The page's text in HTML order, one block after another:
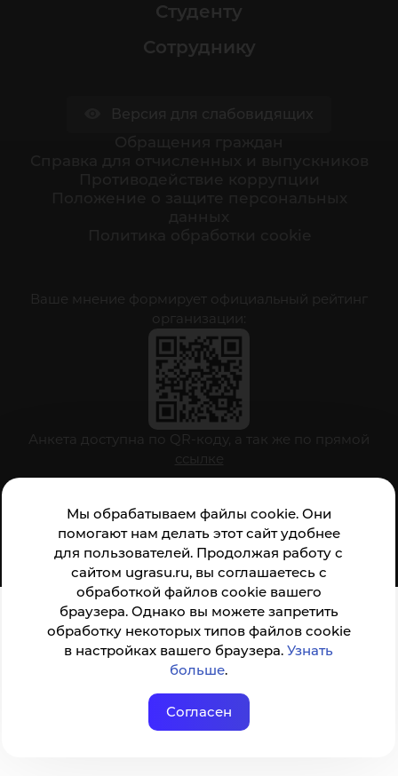
Мы обрабатываем файлы cookie. Они
помогают нам делать этот сайт удобнее
для пользователей. Продолжая работу с
сайтом ugrasu.ru, вы соглашаетесь с
обработкой файлов cookie вашего
браузера. Однако вы можете запретить
обработку некоторых типов файлов cookie
в настройках вашего браузера.Узнать
больше.
Согласен
Студенту
Сотруднику
Ваше мнение формирует официальный рейтинг
организации:
Анкета доступна по QR-коду, а так же по прямой
ссылке
© ФГБОУ ВО ЮГУ 2001–2026